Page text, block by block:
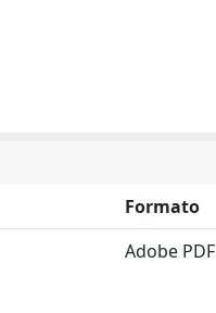
Formato
Adobe PDF